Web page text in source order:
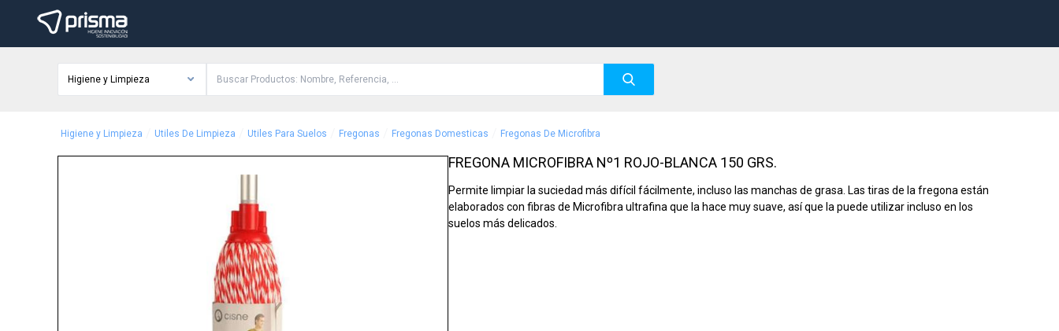
Higiene y Limpieza
Higiene y Limpieza Utiles De Limpieza Utiles Para Suelos Fregonas Fregonas Domesticas Fregonas De Microfibra
FREGONA MICROFIBRA Nº1 ROJO-BLANCA 150 GRS.
Permite limpiar la suciedad más difícil fácilmente, incluso las manchas de grasa. Las tiras de la fregona están
elaborados con fibras de Microfibra ultrafina que la hace muy suave, así que la puede utilizar incluso en los
suelos más delicados.